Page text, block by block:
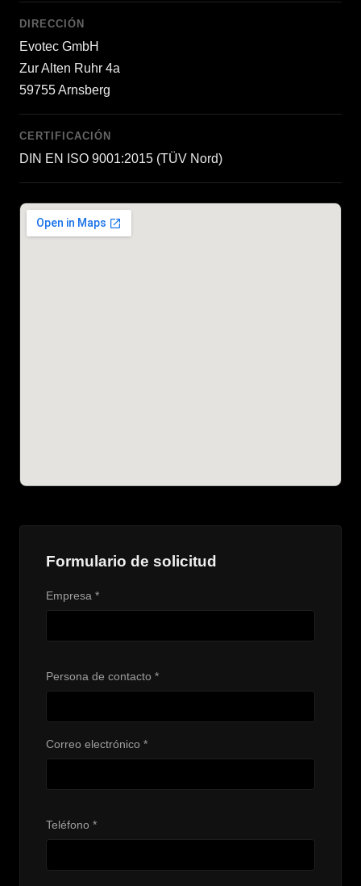
DIRECCIÓN
Evotec GmbH
Zur Alten Ruhr 4a
59755 Arnsberg
CERTIFICACIÓN
DIN EN ISO 9001:2015 (TÜV Nord)
Formulario de solicitud
Empresa *
Persona de contacto *
Correo electrónico *
Teléfono *